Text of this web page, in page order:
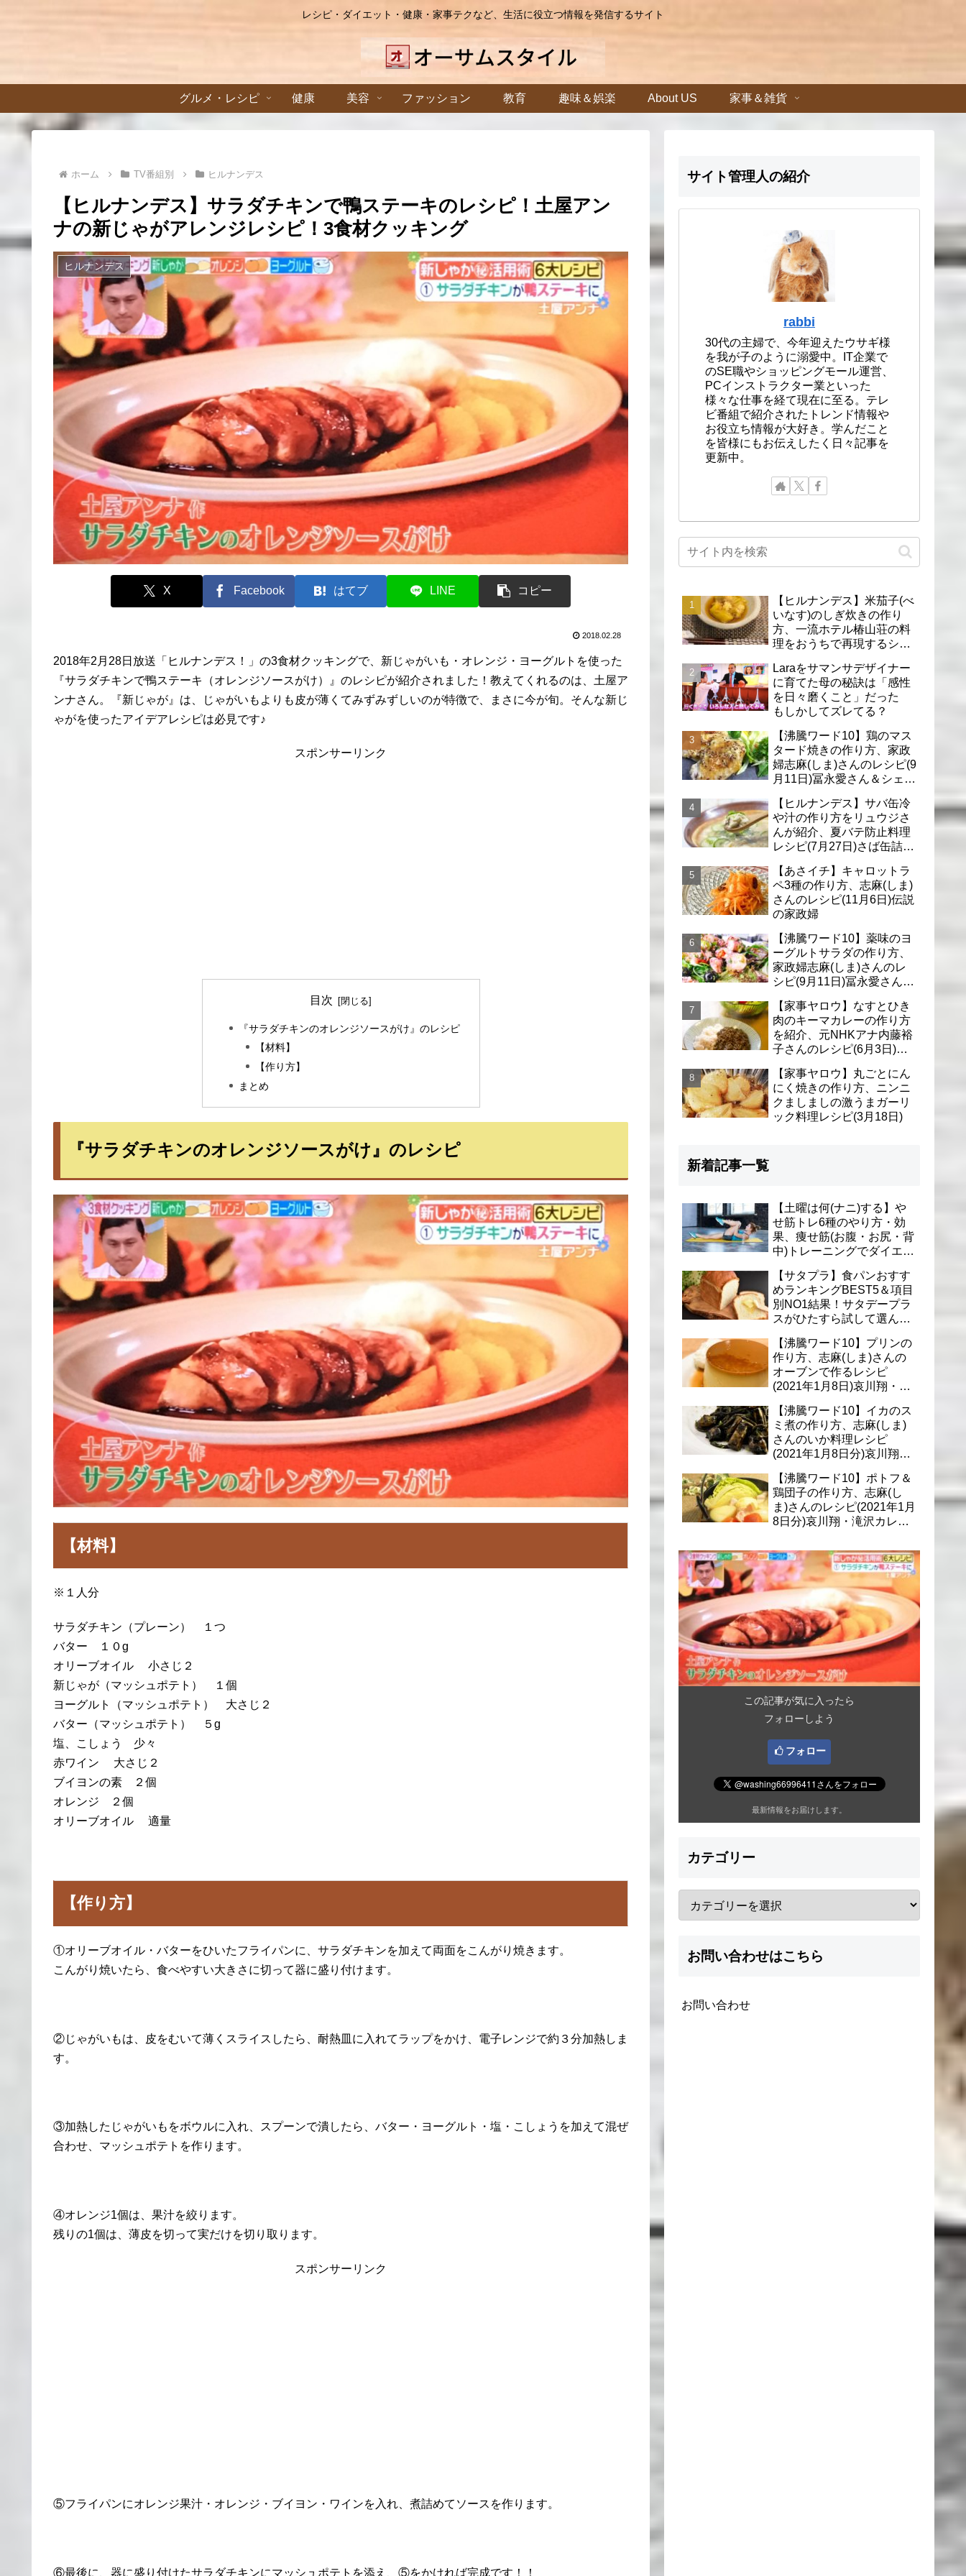
レシピ・ダイエット・健康・家事テクなど、生活に役立つ情報を発信するサイト
グルメ・レシピ 健康 美容 ファッション 教育 趣味＆娯楽 About US 家事＆雑貨
ホーム TV番組別 ヒルナンデス
【ヒルナンデス】サラダチキンで鴨ステーキのレシピ！土屋アン
ナの新じゃがアレンジレシピ！3食材クッキング
ヒルナンデス
X Facebook はてブ LINE コピー
2018.02.28
2018年2月28日放送「ヒルナンデス！」の3食材クッキングで、新じゃがいも・オレンジ・ヨーグルトを使った
『サラダチキンで鴨ステーキ（オレンジソースがけ）』のレシピが紹介されました！教えてくれるのは、土屋ア
ンナさん。『新じゃが』は、じゃがいもよりも皮が薄くてみずみずしいのが特徴で、まさに今が旬。そんな新じ
ゃがを使ったアイデアレシピは必見です♪
スポンサーリンク
目次
『サラダチキンのオレンジソースがけ』のレシピ
【材料】
【作り方】
まとめ
『サラダチキンのオレンジソースがけ』のレシピ
【材料】
※１人分
サラダチキン（プレーン） １つ
バター １０g
オリーブオイル 小さじ２
新じゃが（マッシュポテト） １個
ヨーグルト（マッシュポテト） 大さじ２
バター（マッシュポテト） ５g
塩、こしょう 少々
赤ワイン 大さじ２
ブイヨンの素 ２個
オレンジ ２個
オリーブオイル 適量
【作り方】
①オリーブオイル・バターをひいたフライパンに、サラダチキンを加えて両面をこんがり焼きます。
こんがり焼いたら、食べやすい大きさに切って器に盛り付けます。
②じゃがいもは、皮をむいて薄くスライスしたら、耐熱皿に入れてラップをかけ、電子レンジで約３分加熱しま
す。
③加熱したじゃがいもをボウルに入れ、スプーンで潰したら、バター・ヨーグルト・塩・こしょうを加えて混ぜ
合わせ、マッシュポテトを作ります。
④オレンジ1個は、果汁を絞ります。
残りの1個は、薄皮を切って実だけを切り取ります。
スポンサーリンク
⑤フライパンにオレンジ果汁・オレンジ・ブイヨン・ワインを入れ、煮詰めてソースを作ります。
⑥最後に、器に盛り付けたサラダチキンにマッシュポテトを添え、⑤をかければ完成です！！
サイト管理人の紹介
rabbi
30代の主婦で、今年迎えたウサギ様
を我が子のように溺愛中。IT企業で
のSE職やショッピングモール運営、
PCインストラクター業といった
様々な仕事を経て現在に至る。テレ
ビ番組で紹介されたトレンド情報や
お役立ち情報が大好き。学んだこと
を皆様にもお伝えしたく日々記事を
更新中。
【ヒルナンデス】米茄子(べ
いなす)のしぎ炊きの作り
方、一流ホテル椿山荘の料
理をおうちで再現するシェ
Laraをサマンサデザイナー
に育てた母の秘訣は「感性
を日々磨くこと」だった
もしかしてズレてる？
【沸騰ワード10】鶏のマス
タード焼きの作り方、家政
婦志麻(しま)さんのレシピ(9
月11日)冨永愛さん＆シェリ
【ヒルナンデス】サバ缶冷
や汁の作り方をリュウジさ
んが紹介、夏バテ防止料理
レシピ(7月27日)さば缶詰で
【あさイチ】キャロットラ
ペ3種の作り方、志麻(しま)
さんのレシピ(11月6日)伝説
の家政婦
【沸騰ワード10】薬味のヨ
ーグルトサラダの作り方、
家政婦志麻(しま)さんのレ
シピ(9月11日)冨永愛さん＆
【家事ヤロウ】なすとひき
肉のキーマカレーの作り方
を紹介、元NHKアナ内藤裕
子さんのレシピ(6月3日)リ
【家事ヤロウ】丸ごとにん
にく焼きの作り方、ニンニ
クましましの激うまガーリ
ック料理レシピ(3月18日)
新着記事一覧
【土曜は何(ナニ)する】や
せ筋トレ6種のやり方・効
果、痩せ筋(お腹・お尻・背
中)トレーニングでダイエッ
【サタプラ】食パンおすす
めランキングBEST5＆項目
別NO1結果！サタデープラ
スがひたすら試して選んだ
【沸騰ワード10】プリンの
作り方、志麻(しま)さんの
オーブンで作るレシピ
(2021年1月8日)哀川翔・滝
理
【沸騰ワード10】イカのス
ミ煮の作り方、志麻(しま)
さんのいか料理レシピ
(2021年1月8日分)哀川翔・
【沸騰ワード10】ポトフ＆
鶏団子の作り方、志麻(し
ま)さんのレシピ(2021年1月
8日分)哀川翔・滝沢カレ
この記事が気に入ったら
フォローしよう
フォロー
最新情報をお届けします。
カテゴリー
お問い合わせはこちら
お問い合わせ